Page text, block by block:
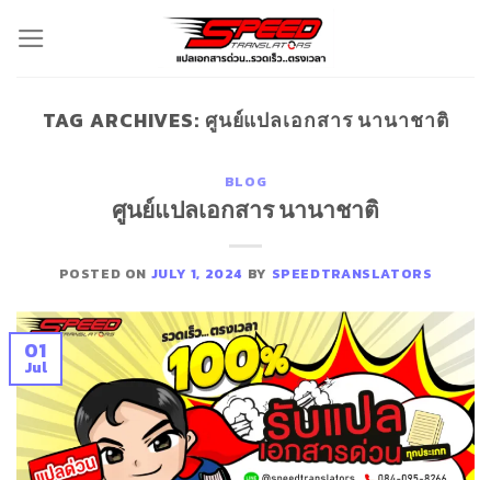
to
TAG ARCHIVES: ศูนย์แปลเอกสาร นานาชาติ
BLOG
ศูนย์แปลเอกสาร นานาชาติ
POSTED ON JULY 1, 2024 BY SPEEDTRANSLATORS
01
Jul